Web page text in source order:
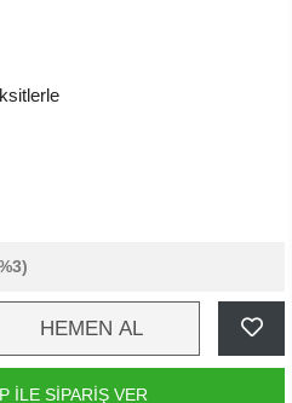
HEMEN AL
İLE SİPARİŞ VER